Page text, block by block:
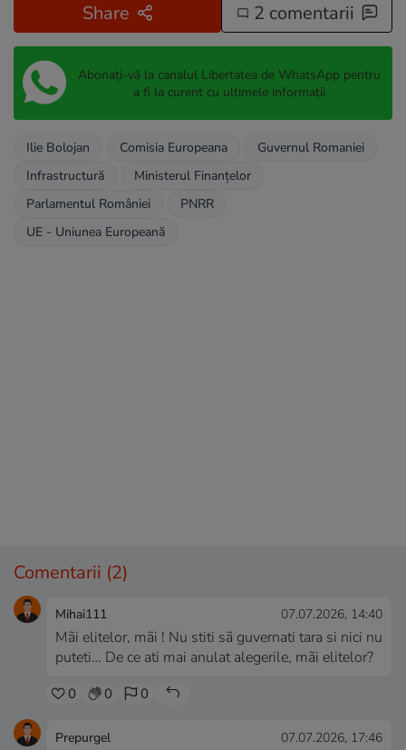
Share 2 comentarii
Abonați-vă la canalul Libertatea de WhatsApp pentru
a fi la curent cu ultimele informații
Ilie Bolojan Comisia Europeana
Guvernul Romaniei
Infrastructură
Ministerul Finanțelor
Parlamentul României
PNRR
UE - Uniunea Europeană
Comentarii (2)
Mihai111 07.07.2026, 14:40
Mãi elitelor, mãi ! Nu stiti sã guvernati tara si nici nu
puteti… De ce ati mai anulat alegerile, mãi elitelor?
0 0 0
Prepurgel 07.07.2026, 17:46